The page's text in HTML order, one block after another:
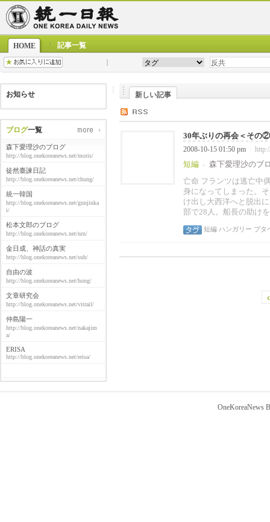
HOME 記事一覧
お知らせ
ブログ一覧
森下愛理沙のブログ
http://blog.onekoreanews.net/moris/
徒然臺諫日記
http://blog.onekoreanews.net/chung/
統一韓国
http://blog.onekoreanews.net/gunjinka
i/
松本文郎のブログ
http://blog.onekoreanews.net/nrn/
金日成、神話の真実
http://blog.onekoreanews.net/suh/
自由の波
http://blog.onekoreanews.net/hong/
文章研究会
http://blog.onekoreanews.net/vitrail/
仲島陽一
http://blog.onekoreanews.net/nakajim
a/
ERISA
http://blog.onekoreanews.net/erisa/
新しい記事
30年ぶりの再会＜その
2008-10-15 01:50 pm
短編 -
森下愛理沙のブ
亡命 フランツは逃亡中
身になってしまった。
け出し大西洋へと脱出
部で28人。船長の助け
短編 ハンガリー ブタ
OneKoreaNews